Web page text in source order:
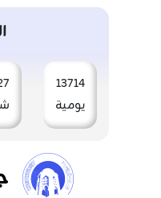
13714
يومية